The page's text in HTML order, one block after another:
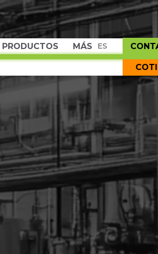
PRODUCTOS MÁS ES